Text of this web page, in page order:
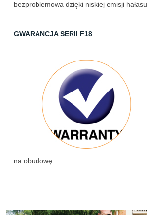
bezproblemowa dzięki niskiej emisji hałasu.
GWARANCJA SERII F18
na obudowę.